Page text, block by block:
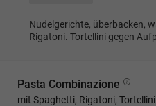
Nudelgerichte, überbacken,
Rigatoni. Tortellini gegen
Pasta Combinazione
mit Spaghetti, Rigatoni,